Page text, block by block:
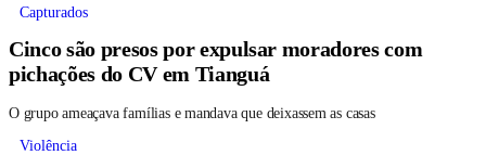
Capturados
Cinco são presos por expulsar moradores com
pichações do CV em Tianguá
O grupo ameaçava famílias e mandava que deixassem as casas
Violência